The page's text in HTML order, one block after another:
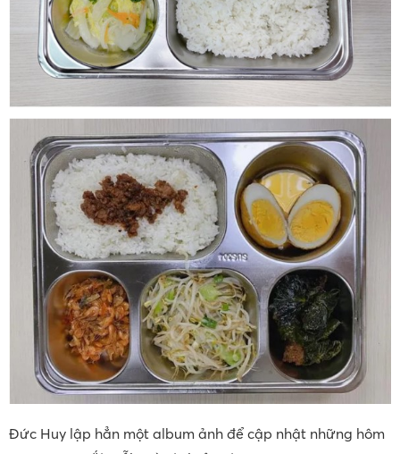
Đức Huy lập hẳn một album ảnh để cập nhật những hôm